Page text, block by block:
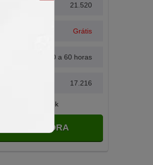
21.520
Grátis
10 a 60 horas
17.216
no Facebook
AGORA